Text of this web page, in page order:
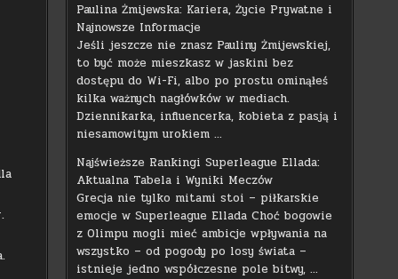
Paulina Żmijewska: Kariera, Życie Prywatne i
Najnowsze Informacje
Jeśli jeszcze nie znasz Pauliny Żmijewskiej,
to być może mieszkasz w jaskini bez
dostępu do Wi-Fi, albo po prostu ominąłeś
kilka ważnych nagłówków w mediach.
Dziennikarka, influencerka, kobieta z pasją i
niesamowitym urokiem …
Najświeższe Rankingi Superleague Ellada:
Aktualna Tabela i Wyniki Meczów
Grecja nie tylko mitami stoi – piłkarskie
emocje w Superleague Ellada Choć bogowie
z Olimpu mogli mieć ambicje wpływania na
wszystko – od pogody po losy świata –
istnieje jedno współczesne pole bitwy, …